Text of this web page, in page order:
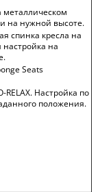
на нужной высоте.
спинка кресла на
на
Seats
Настройка по
положения.